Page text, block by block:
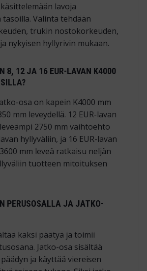
lavoja
Valinta tehdään
trukin nostokorkeuden,
nykyisen hyllyrivin mukaan.
8, 12 JA 16 EUR-LAVAN K4000
osa on kapein K4000 mm
mm leveydellä. 12 EUR-lavan
2750 mm vaihtoehto
hyllyväliin, ja 16 EUR-lavan
mm leveä ratkaisu neljän
tuotteen mitoituksen
PERUSOSALLA JA JATKO-
kaksi päätyä ja toimii
Jatko-osa sisältää
ja käyttää viereisen